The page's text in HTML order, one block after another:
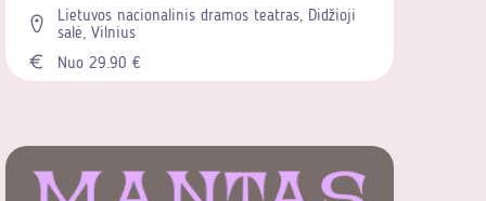
Lietuvos nacionalinis dramos teatras, Didžioji
salė, Vilnius
Nuo 29.90 €